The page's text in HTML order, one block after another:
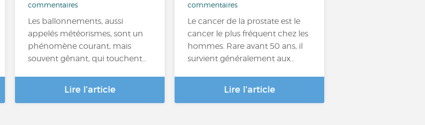
commentaires
Les ballonnements, aussi
appelés météorismes, sont un
phénomène courant, mais
souvent gênant, qui touchent…
Lire l'article
commentaires
Le cancer de la prostate est le
cancer le plus fréquent chez les
hommes. Rare avant 50 ans, il
survient généralement aux…
Lire l'article